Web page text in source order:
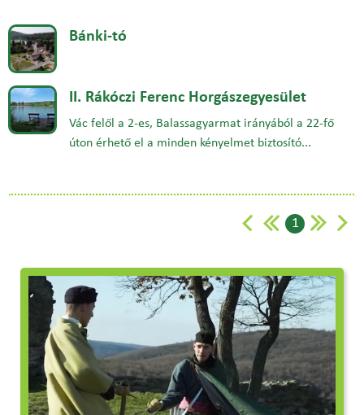
Bánki-tó
II. Rákóczi Ferenc Horgászegyesület
Vác felől a 2-es, Balassagyarmat irányából a 22-fő
úton érhető el a minden kényelmet biztosító...
1